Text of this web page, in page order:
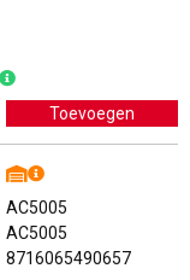
AC5005
AC5005
8716065490657